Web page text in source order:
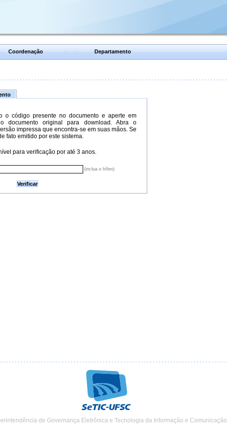
Coordenação Departamento
o código presente no documento e aperte em
documento original para download. Abra o
impressa que encontra-se em suas mãos. Se
fato emitido por este sistema.
para verificação por até 3 anos.
(inclua o hífen)
de Governança Eletrônica e Tecnologia da Informação e Comunicação